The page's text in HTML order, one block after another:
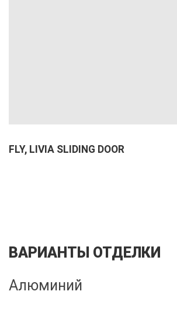
FLY, LIVIA SLIDING DOOR
ВАРИАНТЫ ОТДЕЛКИ
Алюминий